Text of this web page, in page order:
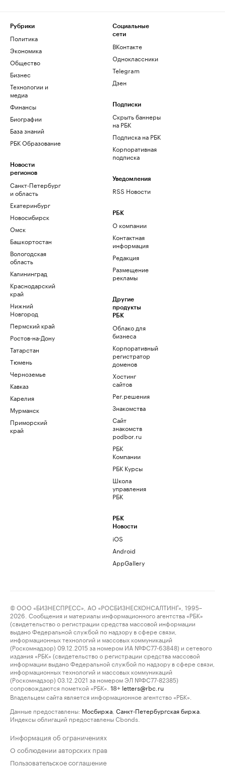
Рубрики
Политика
Экономика
Общество
Бизнес
Технологии и
медиа
Финансы
Биографии
База знаний
РБК Образование
Новости
регионов
Санкт-Петербург
и область
Екатеринбург
Новосибирск
Омск
Башкортостан
Вологодская
область
Калининград
Краснодарский
край
Нижний
Новгород
Пермский край
Ростов-на-Дону
Татарстан
Тюмень
Черноземье
Кавказ
Карелия
Мурманск
Приморский
край
Социальные
сети
ВКонтакте
Одноклассники
Telegram
Дзен
Подписки
Скрыть баннеры
на РБК
Подписка на РБК
Корпоративная
подписка
Уведомления
RSS Новости
РБК
О компании
Контактная
информация
Редакция
Размещение
рекламы
Другие
продукты
РБК
Облако для
бизнеса
Корпоративный
регистратор
доменов
Хостинг
сайтов
Рег.решения
Знакомства
Сайт
знакомств
podbor.ru
РБК
Компании
РБК Курсы
Школа
управления
РБК
РБК
Новости
iOS
Android
AppGallery
© ООО «БИЗНЕСПРЕСС», АО «РОСБИЗНЕСКОНСАЛТИНГ», 1995–
2026. Сообщения и материалы информационного агентства «РБК»
(свидетельство о регистрации средства массовой информации
выдано Федеральной службой по надзору в сфере связи,
информационных технологий и массовых коммуникаций
(Роскомнадзор) 09.12.2015 за номером ИА №ФС77-63848) и сетевого
издания «РБК» (свидетельство о регистрации средства массовой
информации выдано Федеральной службой по надзору в сфере связи,
информационных технологий и массовых коммуникаций
(Роскомнадзор) 03.12.2021 за номером ЭЛ №ФС77-82385)
сопровождаются пометкой «РБК».
18+ letters@rbc.ru
Владельцем сайта является информационное агентство «РБК».
Данные предоставлены: Мосбиржа Санкт-Петербургская биржа
Индексы облигаций предоставлены Cbonds.
Информация об ограничениях
О соблюдении авторских прав
Пользовательское соглашение